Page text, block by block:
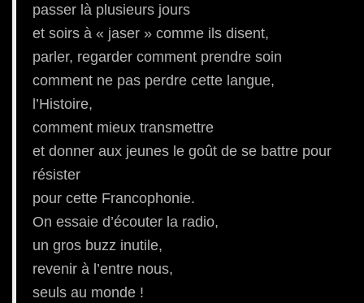
passer là plusieurs jours
et soirs à « jaser » comme ils disent,
parler, regarder comment prendre soin
comment ne pas perdre cette langue,
l’Histoire,
comment mieux transmettre
et donner aux jeunes le goût de se battre pour
résister
pour cette Francophonie.
On essaie d’écouter la radio,
un gros buzz inutile,
revenir à l’entre nous,
seuls au monde !